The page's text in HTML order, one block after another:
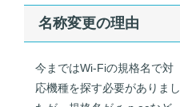
名称変更の理由
今まではWi-Fiの規格名で対
応機種を探す必要がありまし